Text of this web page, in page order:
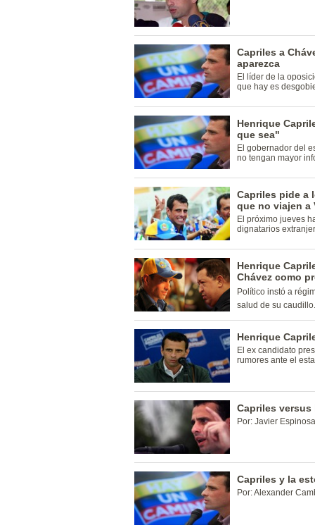
Capriles a
aparezca
El líder de la
que hay es
Henrique
que sea"
El gobernador del
no tengan mayor
Capriles pide a
que no viajen a
El próximo jueves
dignatarios
Henrique
Chávez como
Político instó a
salud de su caudillo.
Henrique
El ex candidato
rumores ante el
Capriles versus
Por: Javier Espinosa
Capriles y la
Por: Alexander